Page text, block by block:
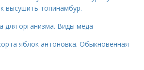
высушить топинамбур.
для организма. Виды мёда
яблок антоновка. Обыкновенная